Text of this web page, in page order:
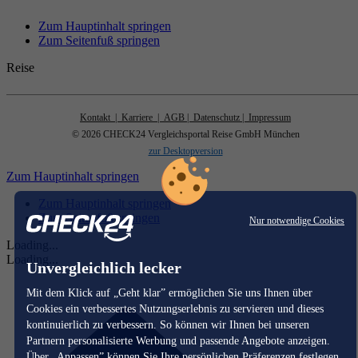
Nur notwendige Cookies
Unvergleichlich lecker
Mit dem Klick auf „Geht klar” ermöglichen Sie uns Ihnen über
Cookies ein verbessertes Nutzungserlebnis zu servieren und dieses
kontinuierlich zu verbessern. So können wir Ihnen bei unseren
Partnern personalisierte Werbung und passende Angebote anzeigen.
Zum Hauptinhalt springen
Zum Seitenfuß springen
Reise
Kontakt | Karriere | AGB | Datenschutz
| Impressum
© 2026 CHECK24 Vergleichsportal Reise GmbH München
zur Desktopversion
Zum Hauptinhalt springen
Zum Hauptinhalt springen
Zum Seitenfuß springen
Loading...
Loading...